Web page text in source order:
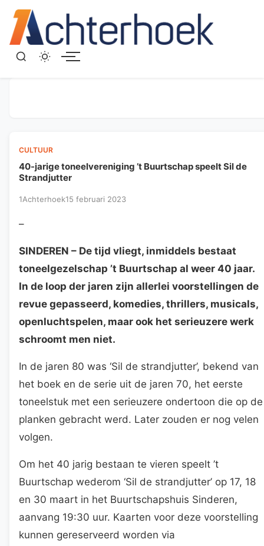
CULTUUR
40-jarige toneelvereniging ’t Buurtschap speelt Sil de
Strandjutter
1Achterhoek15 februari 2023
–
SINDEREN – De tijd vliegt, inmiddels bestaat
toneelgezelschap ’t Buurtschap al weer 40 jaar.
In de loop der jaren zijn allerlei voorstellingen de
revue gepasseerd, komedies, thrillers, musicals,
openluchtspelen, maar ook het serieuzere werk
schroomt men niet.
In de jaren 80 was ‘Sil de strandjutter’, bekend van
het boek en de serie uit de jaren 70, het eerste
toneelstuk met een serieuzere ondertoon die op de
planken gebracht werd. Later zouden er nog velen
volgen.
Om het 40 jarig bestaan te vieren speelt ’t
Buurtschap wederom ‘Sil de strandjutter’ op 17, 18
en 30 maart in het Buurtschapshuis Sinderen,
aanvang 19:30 uur. Kaarten voor deze voorstelling
kunnen gereserveerd worden via